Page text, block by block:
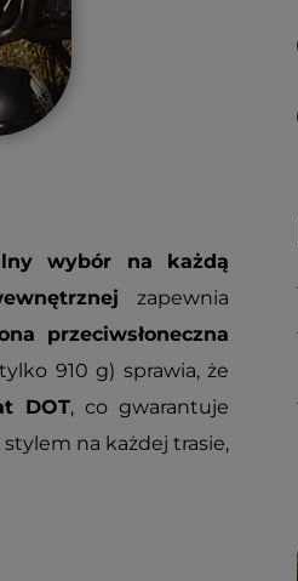
wybór na każdą
zapewnia
przeciwsłoneczna
910 g) sprawia, że
DOT, co gwarantuje
na każdej trasie,